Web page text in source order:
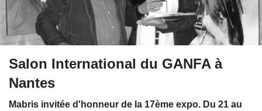
Salon International du GANFA à
Nantes
Mabris invitée d'honneur de la 17ème expo. Du 21 au